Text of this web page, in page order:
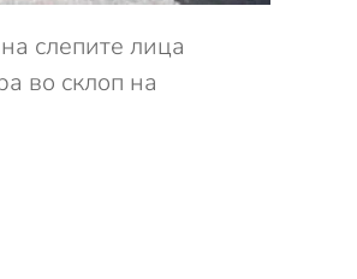
слепите лица
во склоп на